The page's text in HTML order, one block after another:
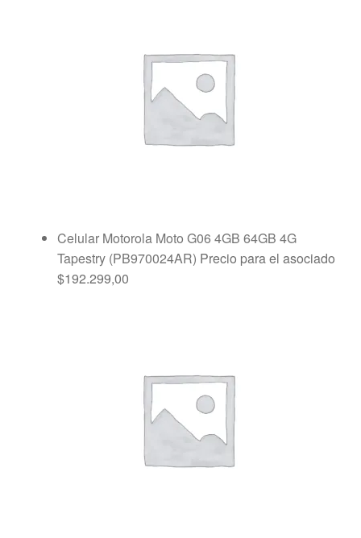
Celular Motorola Moto G06 4GB 64GB 4G
Tapestry (PB970024AR) Precio para el asociado
$192.299,00